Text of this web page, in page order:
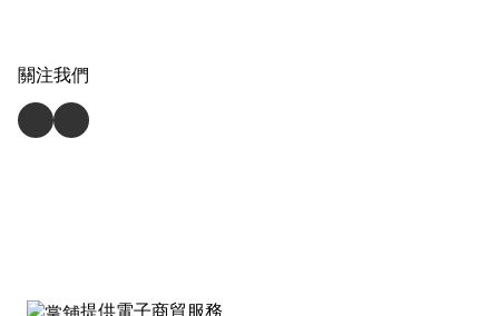
關注我們
提供電子商貿服務